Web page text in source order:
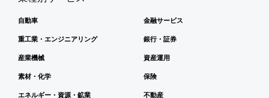
自動車
重工業・エンジニアリング
産業機械
素材・化学
エネルギー・資源・鉱業
金融サービス
銀行・証券
資産運用
保険
不動産